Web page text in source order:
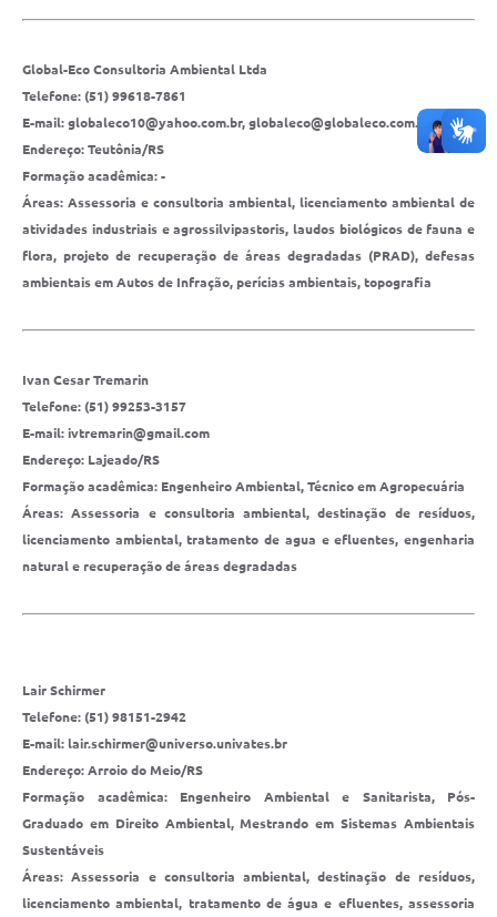
Global-Eco Consultoria Ambiental Ltda
Telefone: (51) 99618-7861
E-mail: globaleco10@yahoo.com.br, globaleco@globaleco.com.br
Endereço: Teutônia/RS
Formação acadêmica: -
Áreas: Assessoria e consultoria ambiental, licenciamento ambiental de
atividades industriais e agrossilvipastoris, laudos biológicos de fauna e
flora, projeto de recuperação de áreas degradadas (PRAD), defesas
ambientais em Autos de Infração, perícias ambientais, topografia
Ivan Cesar Tremarin
Telefone: (51) 99253-3157
E-mail: ivtremarin@gmail.com
Endereço: Lajeado/RS
Formação acadêmica: Engenheiro Ambiental, Técnico em Agropecuária
Áreas: Assessoria e consultoria ambiental, destinação de resíduos,
licenciamento ambiental, tratamento de agua e efluentes, engenharia
natural e recuperação de áreas degradadas
Lair Schirmer
Telefone: (51) 98151-2942
E-mail: lair.schirmer@universo.univates.br
Endereço: Arroio do Meio/RS
Formação acadêmica: Engenheiro Ambiental e Sanitarista, Pós-
Graduado em Direito Ambiental, Mestrando em Sistemas Ambientais
Sustentáveis
Áreas: Assessoria e consultoria ambiental, destinação de resíduos,
licenciamento ambiental, tratamento de água e efluentes, assessoria